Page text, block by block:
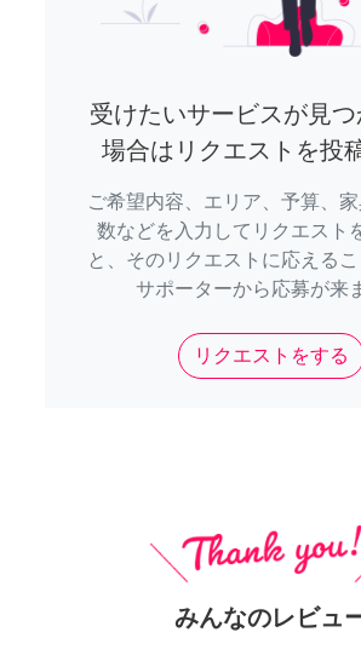
受けたいサービスが見
場合はリクエストを投
ご希望内容、エリア、予算、
数などを入力してリクエスト
と、そのリクエストに応える
サポーターから応募が来
リクエストをする
みんなのレビュ